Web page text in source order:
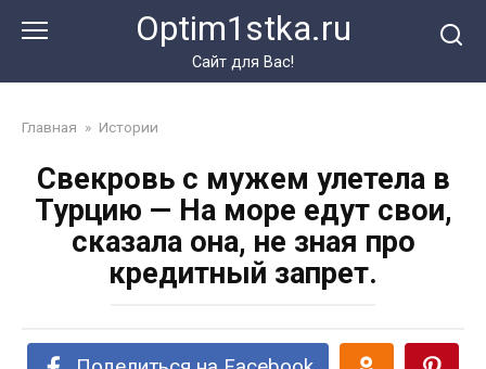
Optim1stka.ru
Сайт для Вас!
Главная » Истории
Свекровь с мужем улетела в
Турцию — На море едут свои,
сказала она, не зная про
кредитный запрет.